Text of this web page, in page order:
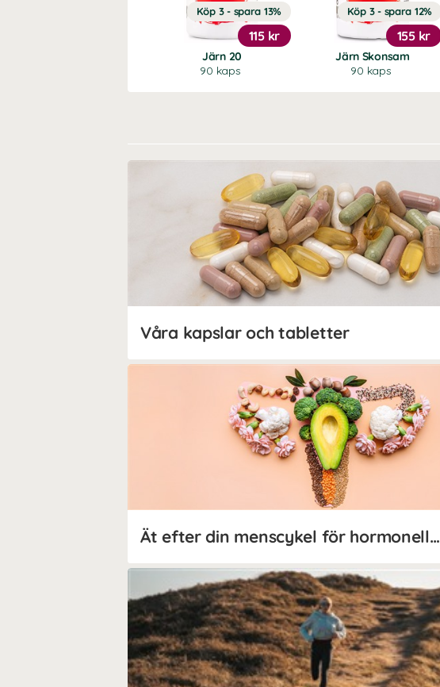
Järn 20
90 kaps
Köp 3 - spara 13%
115 kr
Järn Skonsam
90 kaps
Köp 3 - spara 12%
155 kr
Våra kapslar och tabletter
Ät efter din menscykel för hormonell balans